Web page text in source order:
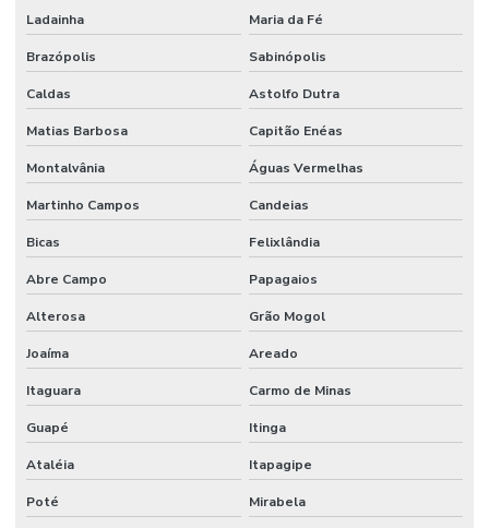
Revestimento Epóxi Para Indústrias Em Minas Gerais
Revestimento Epóxi Para Piso
Revestimento Industrial
Revestimento Para Indústria Alimentícia Sp
Revestimento Para Piso Industrial
Revestimento Para Pisos De Concreto
Revestimento Químico Para Indústria De Bebidas
Revestimento Uretano Alta Resistência São Paulo
Revestimento Uretano Industrial
Revestimento Uretano Indústrias Alimentícias
Revestimento Uretano Monolítico Para Frigoríficos
Ladainha Maria da Fé
Brazópolis Sabinópolis
Caldas Astolfo Dutra
Matias Barbosa Capitão Enéas
Montalvânia Águas Vermelhas
Martinho Campos Candeias
Bicas Felixlândia
Abre Campo Papagaios
Alterosa Grão Mogol
Joaíma Areado
Itaguara Carmo de Minas
Guapé Itinga
Ataléia Itapagipe
Poté Mirabela